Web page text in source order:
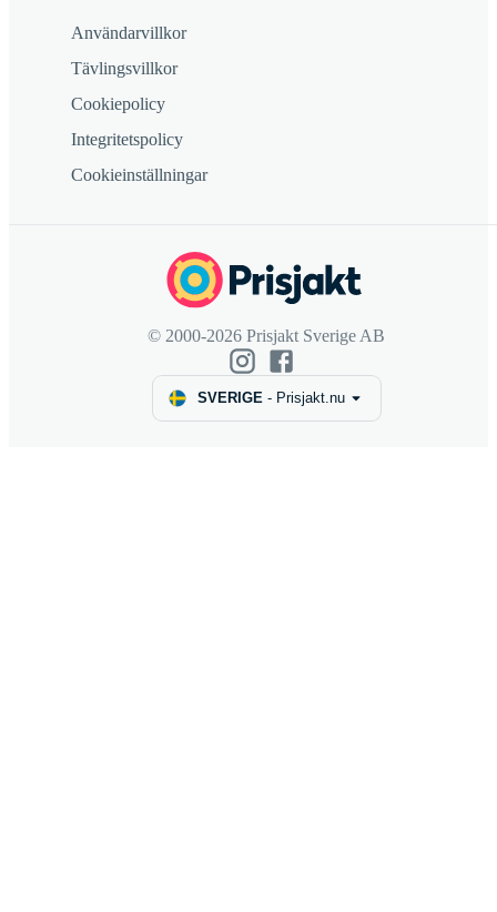
Användarvillkor
Tävlingsvillkor
Cookiepolicy
Integritetspolicy
Cookieinställningar
© 2000-2026 Prisjakt Sverige AB
SVERIGE- Prisjakt.nu